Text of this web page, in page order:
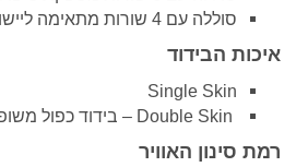
סוללה עם 4 שורות מתאימה ליישומים פשוטים יותר
איכות הבידוד
Single Skin
– Double Skin בידוד כפול
רמת סינון האוויר